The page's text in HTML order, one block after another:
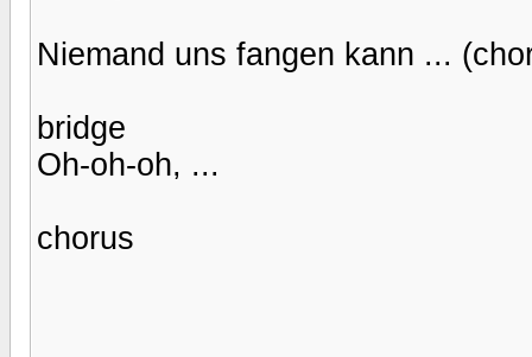
Niemand uns fangen kann ...
bridge
Oh-oh-oh, ...
chorus